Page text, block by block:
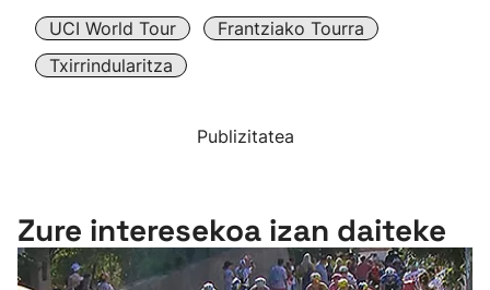
UCI World Tour
Frantziako Tourra
Txirrindularitza
Publizitatea
Zure interesekoa izan daiteke